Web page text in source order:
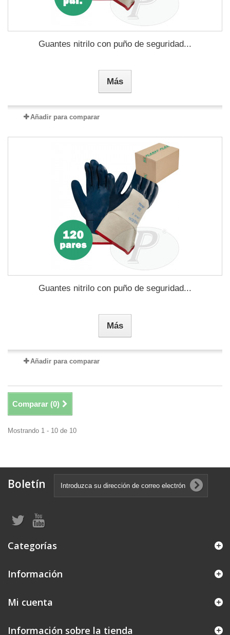
Guantes nitrilo con puño de seguridad...
Más
Añadir para comparar
Guantes nitrilo con puño de seguridad...
Más
Añadir para comparar
Comparar (0)
Mostrando 1 - 10 de 10
Boletín
Categorías
Información
Mi cuenta
Información sobre la tienda